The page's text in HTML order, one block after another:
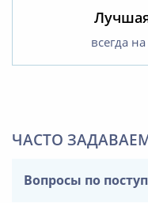
всегда
ЧАСТО
Вопросы по